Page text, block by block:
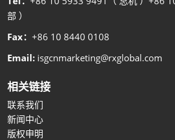
部 ）
Fax： +86 10 8440 0108
Email: isgcnmarketing@rxglobal.com
相关链接
联系我们
新闻中心
版权申明